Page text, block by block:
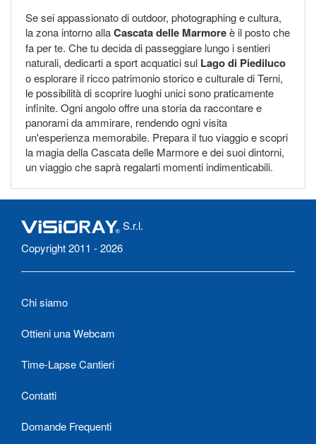
Se sei appassionato di outdoor, photographing e cultura,
la zona intorno allaCascata delle Marmoreè il posto che
fa per te. Che tu decida di passeggiare lungo i sentieri
naturali, dedicarti a sport acquatici sul Lago di Piediluco
o esplorare il ricco patrimonio storico e culturale di Terni,
le possibilità di scoprire luoghi unici sono praticamente
infinite. Ogni angolo offre una storia da raccontare e
panorami da ammirare, rendendo ogni visita
un'esperienza memorabile. Prepara il tuo viaggio e scopri
la magia della Cascata delle Marmore e dei suoi dintorni,
un viaggio che saprà regalarti momenti indimenticabili.
S.r.l.
Copyright 2011 - 2026
Chi siamo
Ottieni una Webcam
Time-Lapse Cantieri
Contatti
Domande Frequenti